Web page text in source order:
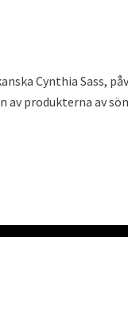
Cynthia Sass,
produkterna av